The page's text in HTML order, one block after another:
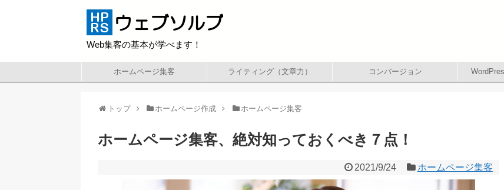
Web集客の基本が学べます！
ホームページ集客 ライティング（文章力） コンバージョン
トップ ホームページ作成 ホームページ集客
ホームページ集客、絶対知っておくべき７点！
2021/9/24 ホームページ集客